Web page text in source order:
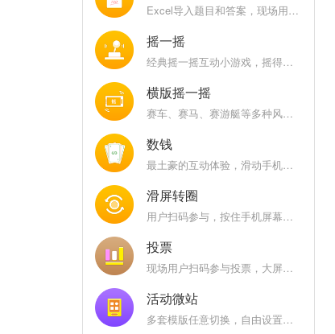
Excel导入题目和答案，现场用户比拼答题正确率和速度
摇一摇
经典摇一摇互动小游戏，摇得越快分数越高，大屏幕能量条涨的越高
横版摇一摇
赛车、赛马、赛游艇等多种风格，快速摇一摇手机，大屏幕上根据用户/队伍摇晃手机次数进行实时排名
数钱
最土豪的互动体验，滑动手机屏幕在限定时间内看看谁是数钱小能手
滑屏转圈
用户扫码参与，按住手机屏幕上的图标，顺时针或者逆时针快速旋转
投票
现场用户扫码参与投票，大屏幕展示全场票选结果
活动微站
多套模版任意切换，自由设置互动功能名称及图标